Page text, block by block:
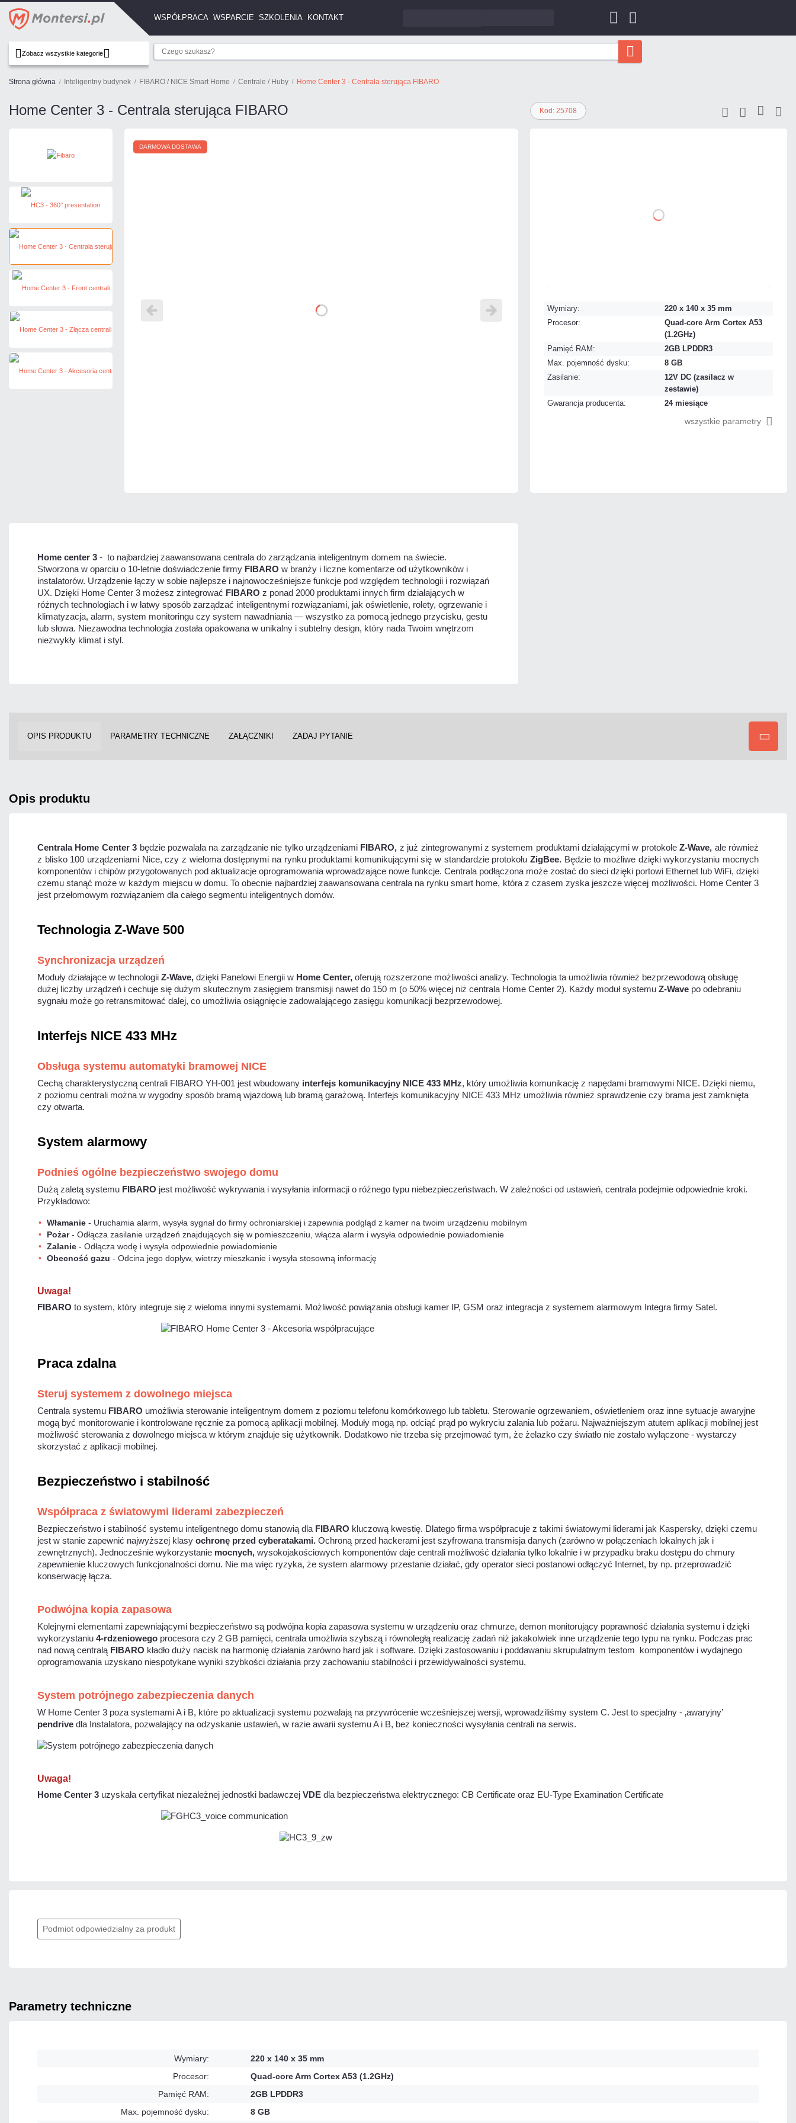
WSPÓŁPRACA WSPARCIE SZKOLENIA KONTAKT
Zobacz wszystkie kategorie
Strona główna Inteligentny budynek FIBARO / NICE Smart Home Centrale / Huby Home Center 3 - Centrala sterująca FIBARO
Home Center 3 - Centrala sterująca FIBARO Kod: 25708
Wymiary:
220 x 140 x 35 mm
Procesor:
Quad-core Arm Cortex A53
(1.2GHz)
Pamięć RAM:
2GB LPDDR3
Max. pojemność dysku:
8 GB
Zasilanie:
12V DC (zasilacz w
zestawie)
Gwarancja producenta:
24 miesiące
wszystkie parametry
DARMOWA DOSTAWA
Home center 3 - to najbardziej zaawansowana centrala do zarządzania inteligentnym domem na świecie.
Stworzona w oparciu o 10-letnie doświadczenie firmy FIBARO w branży i liczne komentarze od użytkowników i
instalatorów. Urządzenie łączy w sobie najlepsze i najnowocześniejsze funkcje pod względem technologii i rozwiązań
UX. Dzięki Home Center 3 możesz zintegrować FIBARO z ponad 2000 produktami innych firm działających w
różnych technologiach i w łatwy sposób zarządzać inteligentnymi rozwiązaniami, jak oświetlenie, rolety, ogrzewanie i
klimatyzacja, alarm, system monitoringu czy system nawadniania — wszystko za pomocą jednego przycisku, gestu
lub słowa. Niezawodna technologia została opakowana w unikalny i subtelny design, który nada Twoim wnętrzom
niezwykły klimat i styl.
OPIS PRODUKTU PARAMETRY TECHNICZNE ZAŁĄCZNIKI ZADAJ PYTANIE
opis produktu
Centrala Home Center 3 będzie pozwalała na zarządzanie nie tylko urządzeniami FIBARO, z już zintegrowanymi z systemem produktami działającymi w protokoleZ-Wave, ale również
z blisko 100 urządzeniami Nice, czy z wieloma dostępnymi na rynku produktami komunikującymi się w standardzie protokołuZigBee. Będzie to możliwe dzięki wykorzystaniu mocnych
komponentów i chipów przygotowanych pod aktualizacje oprogramowania wprowadzające nowe funkcje. Centrala podłączona może zostać do sieci dzięki portowi Ethernet lub WiFi, dzięki
czemu stanąć może w każdym miejscu w domu. To obecnie najbardziej zaawansowana centrala na rynku smart home, która z czasem zyska jeszcze więcej możliwości. Home Center 3
jest przełomowym rozwiązaniem dla całego segmentu inteligentnych domów.
Technologia Z-Wave 500
Synchronizacja urządzeń
Moduły działające w technologii Z-Wave, dzięki Panelowi Energii w Home Center, oferują rozszerzone możliwości analizy. Technologia ta umożliwia również bezprzewodową obsługę
dużej liczby urządzeń i cechuje się dużym skutecznym zasięgiem transmisji nawet do 150 m (o 50% więcej niż centrala Home Center 2). Każdy moduł systemu Z-Wave po odebraniu
sygnału może go retransmitować dalej, co umożliwia osiągnięcie zadowalającego zasięgu komunikacji bezprzewodowej.
Interfejs NICE 433 MHz
Obsługa systemu automatyki bramowej NICE
Cechą charakterystyczną centrali FIBARO YH-001 jest wbudowany interfejs komunikacyjny NICE 433 MHz, który umożliwia komunikację z napędami bramowymi NICE. Dzięki niemu,
z poziomu centrali można w wygodny sposób bramą wjazdową lub bramą garażową. Interfejs komunikacyjny NICE 433 MHz umożliwia również sprawdzenie czy brama jest zamknięta
czy otwarta.
System alarmowy
Podnieś ogólne bezpieczeństwo swojego domu
Dużą zaletą systemu FIBARO jest możliwość wykrywania i wysyłania informacji o różnego typu niebezpieczeństwach. W zależności od ustawień, centrala podejmie odpowiednie kroki.
Przykładowo:
Włamanie - Uruchamia alarm, wysyła sygnał do firmy ochroniarskiej i zapewnia podgląd z kamer na twoim urządzeniu mobilnym
Pożar- Odłącza zasilanie urządzeń znajdujących się w pomieszczeniu, włącza alarm i wysyła odpowiednie powiadomienie
Zalanie - Odłącza wodę i wysyła odpowiednie powiadomienie
Obecność gazu - Odcina jego dopływ, wietrzy mieszkanie i wysyła stosowną informację
Uwaga!
FIBARO to system, który integruje się z wieloma innymi systemami. Możliwość powiązania obsługi kamer IP, GSM oraz integracja z systemem alarmowym Integra firmy Satel.
Praca zdalna
Steruj systemem z dowolnego miejsca
Centrala systemu FIBARO umożliwia sterowanie inteligentnym domem z poziomu telefonu komórkowego lub tabletu. Sterowanie ogrzewaniem, oświetleniem oraz inne sytuacje awaryjne
mogą być monitorowanie i kontrolowane ręcznie za pomocą aplikacji mobilnej. Moduły mogą np. odciąć prąd po wykryciu zalania lub pożaru. Najważniejszym atutem aplikacji mobilnej jest
możliwość sterowania z dowolnego miejsca w którym znajduje się użytkownik. Dodatkowo nie trzeba się przejmować tym, że żelazko czy światło nie zostało wyłączone - wystarczy
skorzystać z aplikacji mobilnej.
Bezpieczeństwo i stabilność
Współpraca z światowymi liderami zabezpieczeń
Bezpieczeństwo i stabilność systemu inteligentnego domu stanowią dla FIBARO kluczową kwestię. Dlatego firma współpracuje z takimi światowymi liderami jak Kaspersky, dzięki czemu
jest w stanie zapewnić najwyższej klasy ochronę przed cyberatakami. Ochroną przed hackerami jest szyfrowana transmisja danych (zarówno w połączeniach lokalnych jak i
zewnętrznych). Jednocześnie wykorzystanie mocnych, wysokojakościowych komponentów daje centrali możliwość działania tylko lokalnie i w przypadku braku dostępu do chmury
zapewnienie kluczowych funkcjonalności domu. Nie ma więc ryzyka, że system alarmowy przestanie działać, gdy operator sieci postanowi odłączyć Internet, by np. przeprowadzić
konserwację łącza.
Podwójna kopia zapasowa
Kolejnymi elementami zapewniającymi bezpieczeństwo są podwójna kopia zapasowa systemu w urządzeniu oraz chmurze, demon monitorujący poprawność działania systemu i dzięki
wykorzystaniu 4-rdzeniowego procesora czy 2 GB pamięci, centrala umożliwia szybszą i równoległą realizację zadań niż jakakolwiek inne urządzenie tego typu na rynku. Podczas prac
nad nową centralą FIBARO kładło duży nacisk na harmonię działania zarówno hard jak i software. Dzięki zastosowaniu i poddawaniu skrupulatnym testom komponentów i wydajnego
oprogramowania uzyskano niespotykane wyniki szybkości działania przy zachowaniu stabilności i przewidywalności systemu.
System potrójnego zabezpieczenia danych
W Home Center 3 poza systemami A i B, które po aktualizacji systemu pozwalają na przywrócenie wcześniejszej wersji, wprowadziliśmy system C. Jest to specjalny - ‚awaryjny’
pendrive dla Instalatora, pozwalający na odzyskanie ustawień, w razie awarii systemu A i B, bez konieczności wysyłania centrali na serwis.
Uwaga!
Home Center 3 uzyskała certyfikat niezależnej jednostki badawczej VDE dla bezpieczeństwa elektrycznego: CB Certificate oraz EU-Type Examination Certificate
Podmiot odpowiedzialny za produkt
parametry techniczne
Wymiary:
220 x 140 x 35 mm
Procesor:
Quad-core Arm Cortex A53 (1.2GHz)
Pamięć RAM:
2GB LPDDR3
Max. pojemność dysku:
8 GB